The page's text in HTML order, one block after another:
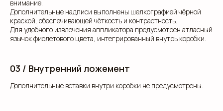
внимание.
Дополнительные надписи выполнены шелкографией чёрной
краской, обеспечивающей чёткость и контрастность.
Для удобного извлечения аппликатора предусмотрен атласный
язычок фиолетового цвета, интегрированный внутрь коробки.
03 / Внутренний ложемент
Дополнительные вставки внутри коробки не предусмотрены.